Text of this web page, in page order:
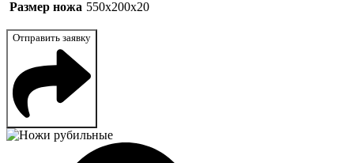
Размер ножа 550x200x20
Отправить заявку